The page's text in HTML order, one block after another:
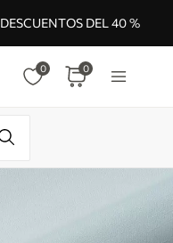
DESCUENTOS DEL 40 %
0 0